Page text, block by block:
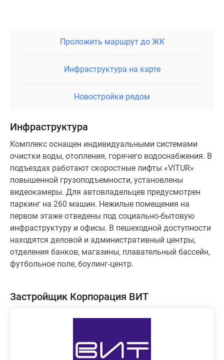
Проложить маршрут до ЖК
Инфраструктура на карте
Новостройки рядом
Инфраструктура
Комплекс оснащен индивидуальными системами
очистки воды, отопления, горячего водоснабжения. В
подъездах работают скоростные лифты «VITUR»
повышенной грузоподъемности, установлены
видеокамеры. Для автовладельцев предусмотрен
паркинг на 260 машин. Нежилые помещения на
первом этаже отведены под социально-бытовую
инфраструктуру и офисы. В пешеходной доступности
находятся деловой и административный центры,
отделения банков, магазины, плавательный бассейн,
футбольное поле, боулинг-центр.
Застройщик Корпорация ВИТ